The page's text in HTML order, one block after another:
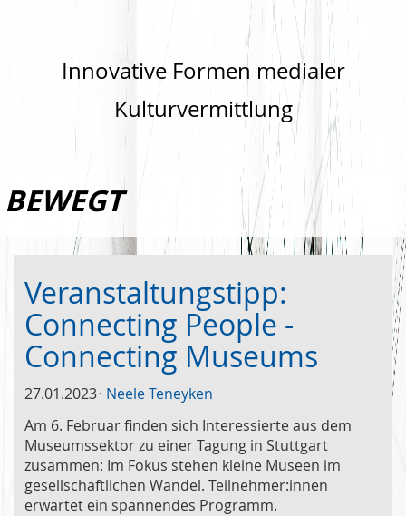
Innovative Formen medialer
Kulturvermittlung
BEWEGT
Veranstaltungstipp:
Connecting People -
Connecting Museums
27.01.2023 Neele Teneyken
Am 6. Februar finden sich Interessierte aus dem
Museumssektor zu einer Tagung in Stuttgart
zusammen: Im Fokus stehen kleine Museen im
gesellschaftlichen Wandel. Teilnehmer:innen
erwartet ein spannendes Programm.